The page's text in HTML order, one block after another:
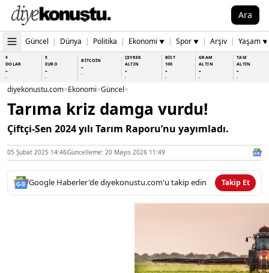
Ara
Güncel | Dünya | Politika | Ekonomi ▼ | Spor ▼ | Arşiv | Yaşam ▼
$
DOLAR
-
-
€
EURO
-
-
BİTCOİN
-
-
ÇEYREK
ALTIN
-
-
BİST
100
-
-
GRAM
ALTIN
-
-
TAM
ALTIN
-
-
diyekonustu.com>Ekonomi>Güncel>
Tarıma kriz damga vurdu!
Çiftçi-Sen 2024 yılı Tarım Raporu’nu yayımladı.
05 Şubat 2025 14:46Güncelleme: 20 Mayıs 2026 11:49
Google Haberler'de diyekonustu.com'u takip edin Takip Et